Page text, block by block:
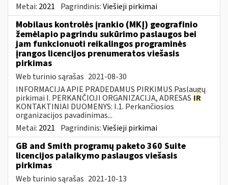
Metai: 2021 Pagrindinis:Viešieji pirkimai
Mobilaus kontrolės įrankio (MKĮ) geografinio
žemėlapio pagrindu sukūrimo paslaugos bei
jam funkcionuoti reikalingos programinės
įrangos licencijos prenumeratos viešasis
pirkimas
Web turinio sąrašas 2021-08-30
INFORMACIJA APIE PRADEDAMUS PIRKIMUS Paslaugų
pirkimai I. PERKANČIOJI ORGANIZACIJA, ADRESAS IR
KONTAKTINIAI DUOMENYS: I.1. Perkančiosios
organizacijos pavadinimas...
Metai: 2021 Pagrindinis:Viešieji pirkimai
GB and Smith programų paketo 360 Suite
licencijos palaikymo paslaugos viešasis
pirkimas
Web turinio sąrašas 2021-10-13